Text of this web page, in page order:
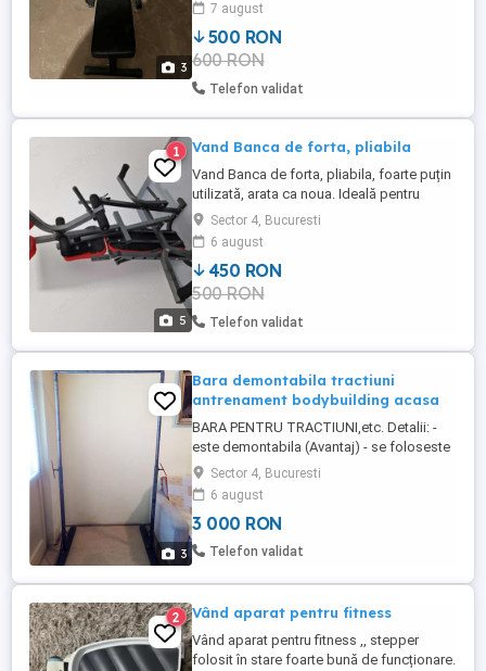
3
7 august
500 RON
600 RON
Telefon validat
5
1 Vand Banca de forta, pliabila
Vand Banca de forta, pliabila, foarte puțin
utilizată, arata ca noua. Ideală pentru
exerciții de forță acasă sau in sali de
sport. Nu trimit prin curier. Ridicare
personala din București.
Sector 4, Bucuresti
6 august
450 RON
500 RON
Telefon validat
3
Bara demontabila tractiuni
antrenament bodybuilding acasa
BARA PENTRU TRACTIUNI,etc. Detalii: -
este demontabila (Avantaj) - se foloseste
la domiciliu (Avantaj) - nu necesita fixare
pe perete (Avantaj) - este compusa din 2
suporti picioare; 2 tevi verticale (care
regleaza inaltimea barei); 1 teava
orizontala (de care se prinde sportivul pt.
Sector 4, Bucuresti
6 august
3 000 RON
Telefon validat
2 Vând aparat pentru fitness
Vând aparat pentru fitness ,, stepper
folosit în stare foarte bună de funcționare.